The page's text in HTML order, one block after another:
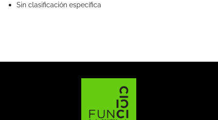
Sin clasificación específica